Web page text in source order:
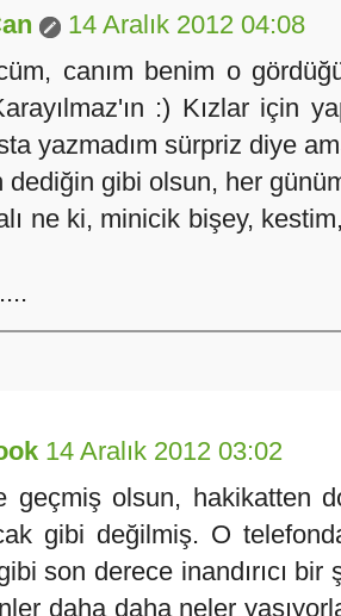
14 Aralık 2012 04:08
canım benim o
:) Kızlar için
yazmadım sürpriz diye
dediğin gibi olsun, her
ne ki, minicik bişey,
14 Aralık 2012 03:02
geçmiş olsun, hakikatten
gibi değilmiş. O
son derece inandırıcı bir
daha daha neler